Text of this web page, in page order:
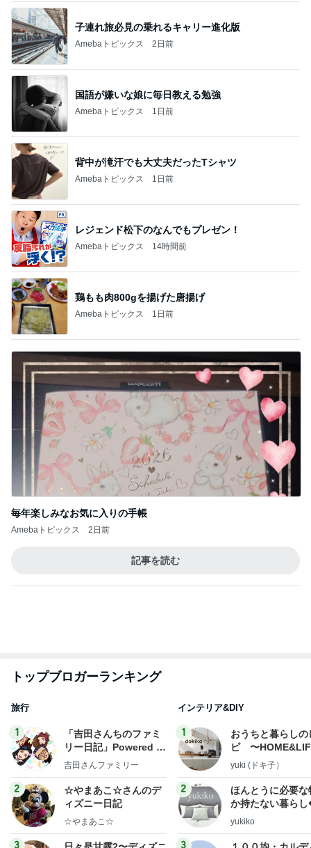
子連れ旅必見の乗れるキャリー進化版
Amebaトピックス 2日前
国語が嫌いな娘に毎日教える勉強
Amebaトピックス 1日前
背中が滝汗でも大丈夫だったTシャツ
Amebaトピックス 1日前
レジェンド松下のなんでもプレゼン！
Amebaトピックス 14時間前
鶏もも肉800gを揚げた唐揚げ
Amebaトピックス 1日前
毎年楽しみなお気に入りの手帳
Amebaトピックス 2日前
記事を読む
トップブロガーランキング
旅行
1
「吉田さんちのファミ
リー日記」Powered b
y Ameba 吉田さんファ
ログ
吉田さんファミリー
2
☆やまあこ☆さんのデ
ィズニー日記
☆やまあこ☆
3
インテリア&DIY
1
おうちと暮らしの
ピ 〜
yuki (ドキ子）
2
ほんとうに必要な
か持たない暮ら
ep Life Simple◆
yukiko
3